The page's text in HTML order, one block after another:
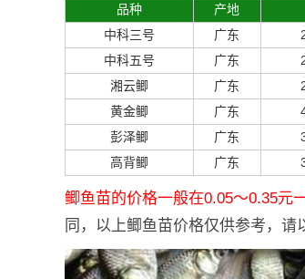
品种 产地
中科三号
广东
中科五号
广东
湘云鲫
广东
黄金鲫
广东
彭泽鲫
广东
高背鲫
广东
鲫鱼苗的价格一般在0.05～0.35元
同，以上鲫鱼苗价格仅供参考，请